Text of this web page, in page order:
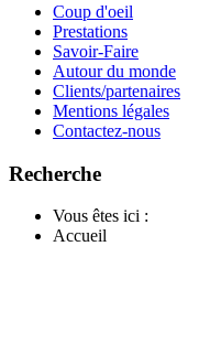
Coup d'oeil
Prestations
Savoir-Faire
Autour du monde
Clients/partenaires
Mentions légales
Contactez-nous
Recherche
Vous êtes ici :
Accueil